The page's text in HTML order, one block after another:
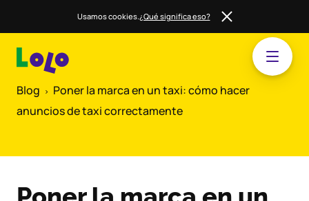
Usamos cookies.¿Qué significa eso?
Blog
Poner la marca en un taxi: cómo hacer
anuncios de taxi correctamente